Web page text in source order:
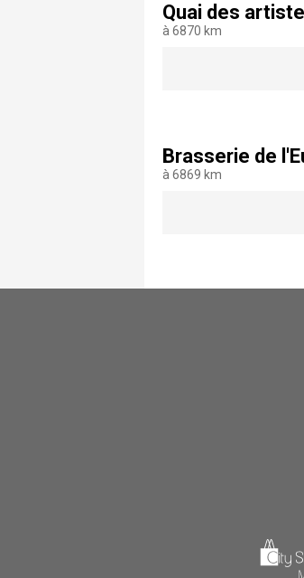
Quai des
à 6870 km
Brasserie de
à 6869 km